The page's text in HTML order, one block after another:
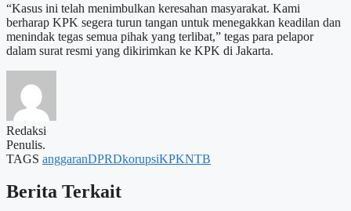
“Kasus ini telah menimbulkan keresahan masyarakat. Kami
berharap KPK segera turun tangan untuk menegakkan keadilan dan
menindak tegas semua pihak yang terlibat,” tegas para pelapor
dalam surat resmi yang dikirimkan ke KPK di Jakarta.
Redaksi
Penulis.
TAGS anggaranDPRDkorupsiKPKNTB
Berita Terkait